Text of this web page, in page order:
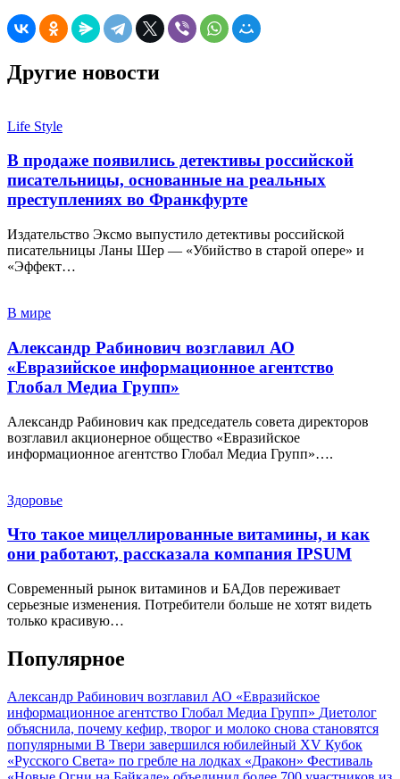
Другие новости
Life Style
В продаже появились детективы российской
писательницы, основанные на реальных
преступлениях во Франкфурте
Издательство Эксмо выпустило детективы российской
писательницы Ланы Шер — «Убийство в старой опере» и
«Эффект…
В мире
Александр Рабинович возглавил АО
«Евразийское информационное агентство
Глобал Медиа Групп»
Александр Рабинович как председатель совета директоров
возглавил акционерное общество «Евразийское
информационное агентство Глобал Медиа Групп»….
Здоровье
Что такое мицеллированные витамины, и как
они работают, рассказала компания IPSUM
Современный рынок витаминов и БАДов переживает
серьезные изменения. Потребители больше не хотят видеть
только красивую…
Популярное
Александр Рабинович возглавил АО «Евразийское
информационное агентство Глобал Медиа Групп» Диетолог
объяснила, почему кефир, творог и молоко снова становятся
популярными В Твери завершился юбилейный XV Кубок
«Русского Света» по гребле на лодках «Дракон» Фестиваль